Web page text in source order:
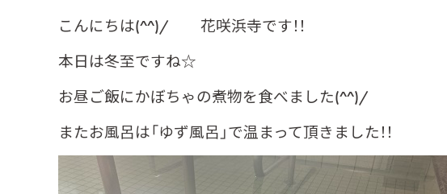
こんにちは(^^)/ 花咲浜寺です！！
本日は冬至ですね☆
お昼ご飯にかぼちゃの煮物を食べました(^^)/
またお風呂は「ゆず風呂」で温まって頂きました！！